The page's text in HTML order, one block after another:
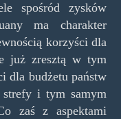
spośród zysków
ma charakter
korzyści dla
już zresztą w tym
dla budżetu państw
strefy i tym samym
zaś z aspektami